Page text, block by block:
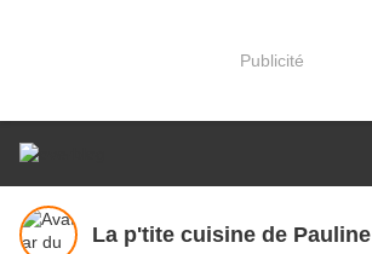
Publicité
La p'tite cuisine de Pauline